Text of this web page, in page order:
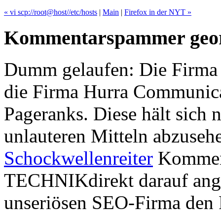
« vi scp://root@host//etc/hosts | Main | Firefox in der NYT »
Kommentarspammer
Dumm gelaufen: Die
die Firma Hurra
Pageranks. Diese hält sich
unlauteren Mitteln
Schockwellenreiter
TECHNIKdirekt darauf
unseriösen SEO-Firma